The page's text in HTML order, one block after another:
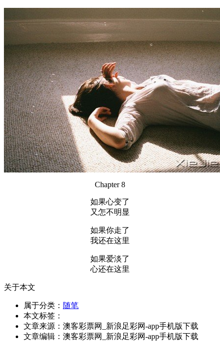
Chapter 8
如果心变了
又怎不明显
如果你走了
我还在这里
如果爱淡了
心还在这里
关于本文
属于分类： 随笔
本文标签：
文章来源：澳客彩票网_新浪足彩网-app手机版下载
文章编辑：澳客彩票网_新浪足彩网-app手机版下载